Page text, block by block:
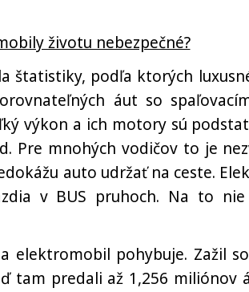
životu nebezpečné?
štatistiky, podľa ktorých
áut so
výkon a ich motory sú
Pre mnohých vodičov to je
auto udržať na ceste.
v BUS pruhoch. Na to
elektromobil pohybuje. Zažil
tam predali až 1,256 miliónov